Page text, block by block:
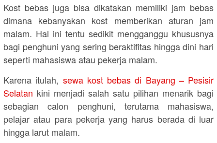
Kost bebas juga bisa dikatakan memiliki jam bebas
dimana kebanyakan kost memberikan aturan jam
malam. Hal ini tentu sedikit mengganggu khususnya
bagi penghuni yang sering beraktifitas hingga dini hari
seperti mahasiswa atau pekerja malam.
Karena itulah, sewa kost bebas di Bayang – Pesisir
Selatan kini menjadi salah satu pilihan menarik bagi
sebagian calon penghuni, terutama mahasiswa,
pelajar atau para pekerja yang harus berada di luar
hingga larut malam.